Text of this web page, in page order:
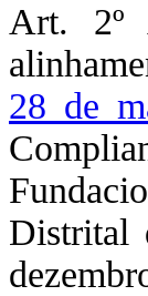
Art. 2º
28 de
Distrital